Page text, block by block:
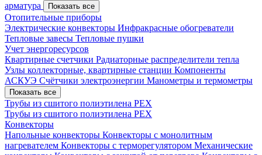
арматура
Показать все
Отопительные приборы
Электрические конвекторы Инфракрасные обогреватели
Тепловые завесы Тепловые пушки
Учет энергоресурсов
Квартирные счетчики Радиаторные распределители тепла
Узлы коллекторные, квартирные станции Компоненты
АСКУЭ Счётчики электроэнергии Манометры и термометры
Показать все
Трубы из сшитого полиэтилена PEX
Трубы из сшитого полиэтилена PEX
Конвекторы
Напольные конвекторы Конвекторы с монолитным
нагревателем Конвекторы с терморегулятором Механические